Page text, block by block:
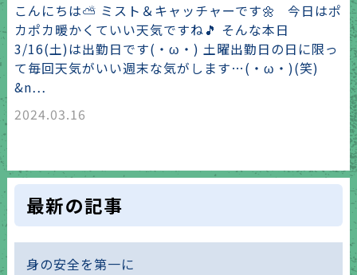
こんにちは⛅ ミスト＆キャッチャーです🌼 今日はポ
カポカ暖かくていい天気ですね🎵 そんな本日
3/16(土)は出勤日です(・ω・) 土曜出勤日の日に限っ
て毎回天気がいい週末な気がします…(・ω・)(笑)
&n…
2024.03.16
最新の記事
身の安全を第一に